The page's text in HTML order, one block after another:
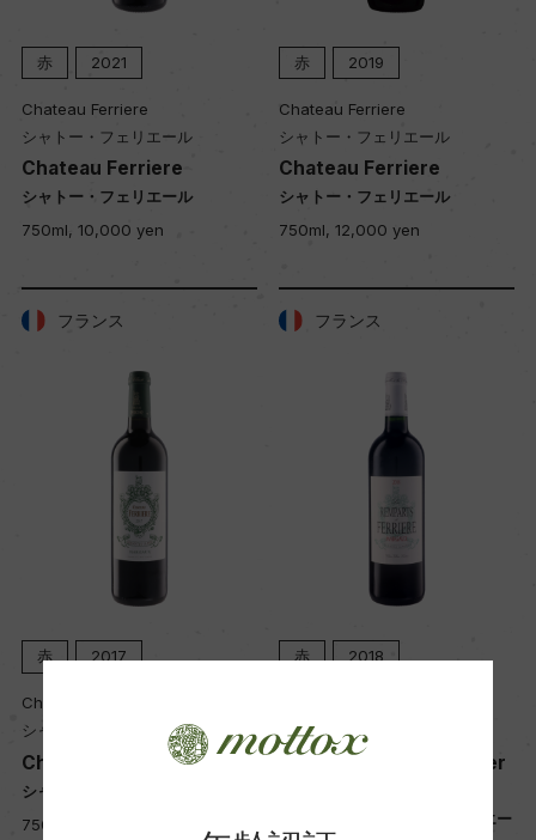
赤 2021
Chateau Ferriere
シャトー・フェリエール
Chateau Ferriere
シャトー・フェリエール
750ml, 10,000 yen
赤 2019
Chateau Ferriere
シャトー・フェリエール
Chateau Ferriere
シャトー・フェリエール
750ml, 12,000 yen
フランス
赤 2017
Chateau Ferriere
シャトー・フェリエール
Chateau Ferriere
シャトー・フェリエール
750ml, 11,000 yen
フランス
赤 2018
シャトー・フェリエール
Les Remparts de Ferrier
レ・ランパール・ド・フェリエー